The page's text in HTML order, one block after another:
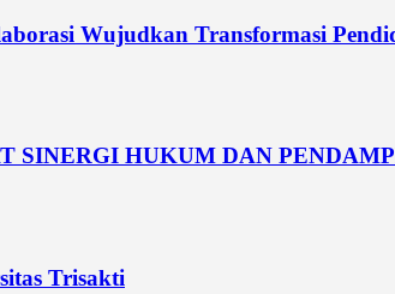
Wujudkan Transformasi
HUKUM DAN
Trisakti